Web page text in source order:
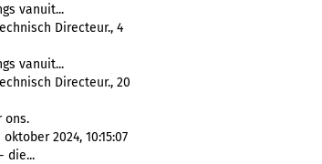
vanuit...
Directeur., 4
vanuit...
Directeur., 20
ons.
2024, 10:15:07
die...